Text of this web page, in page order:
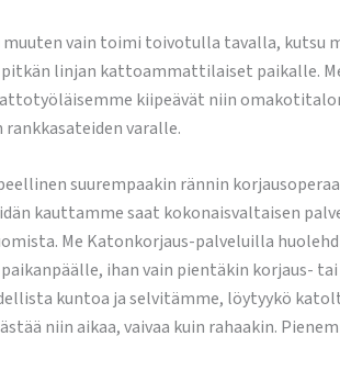
muuten vain toimi toivotulla tavalla, kutsu
linjan kattoammattilaiset paikalle.
kiipeävät niin
varalle.
suurempaakin rännin
kauttamme saat kokonaisvaltaisen
Me Katonkorjaus-palveluilla
ihan vain pientäkin korjaus-
kuntoa ja selvitämme, löytyykö
niin aikaa, vaivaa kuin rahaakin.